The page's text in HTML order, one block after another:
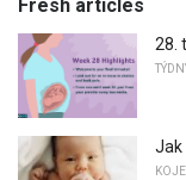
Fresh articles
28.
Jak